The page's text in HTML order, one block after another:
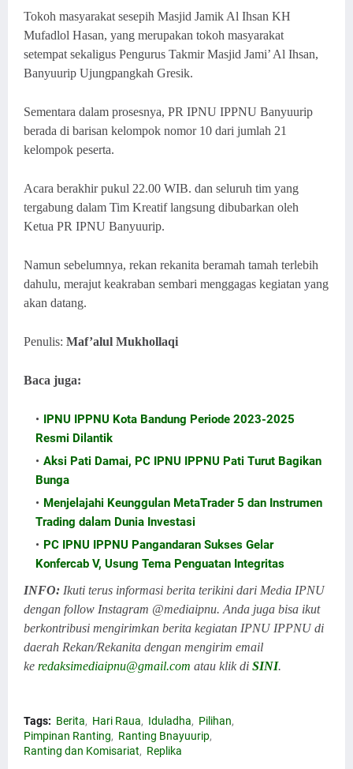
Tokoh masyarakat sesepih Masjid Jamik Al Ihsan KH
Mufadlol Hasan, yang merupakan tokoh masyarakat
setempat sekaligus Pengurus Takmir Masjid Jami’ Al Ihsan,
Banyuurip Ujungpangkah Gresik.
Sementara dalam prosesnya, PR IPNU IPPNU Banyuurip
berada di barisan kelompok nomor 10 dari jumlah 21
kelompok peserta.
Acara berakhir pukul 22.00 WIB. dan seluruh tim yang
tergabung dalam Tim Kreatif langsung dibubarkan oleh
Ketua PR IPNU Banyuurip.
Namun sebelumnya, rekan rekanita beramah tamah terlebih
dahulu, merajut keakraban sembari menggagas kegiatan yang
akan datang.
Penulis: Maf’alul Mukhollaqi
Baca juga:
IPNU IPPNU Kota Bandung Periode 2023-2025
Resmi Dilantik
Aksi Pati Damai, PC IPNU IPPNU Pati Turut Bagikan
Bunga
Menjelajahi Keunggulan MetaTrader 5 dan Instrumen
Trading dalam Dunia Investasi
PC IPNU IPPNU Pangandaran Sukses Gelar
Konfercab V, Usung Tema Penguatan Integritas
INFO: Ikuti terus informasi berita terikini dari Media IPNU
dengan follow Instagram @mediaipnu. Anda juga bisa ikut
berkontribusi mengirimkan berita kegiatan IPNU IPPNU di
daerah Rekan/Rekanita dengan mengirim email
ke redaksimediaipnu@gmail.com atau klik di SINI.
Tags: Berita Hari Raua Iduladha
Pilihan
Pimpinan Ranting
Ranting Bnayuurip
Ranting dan Komisariat
Replika